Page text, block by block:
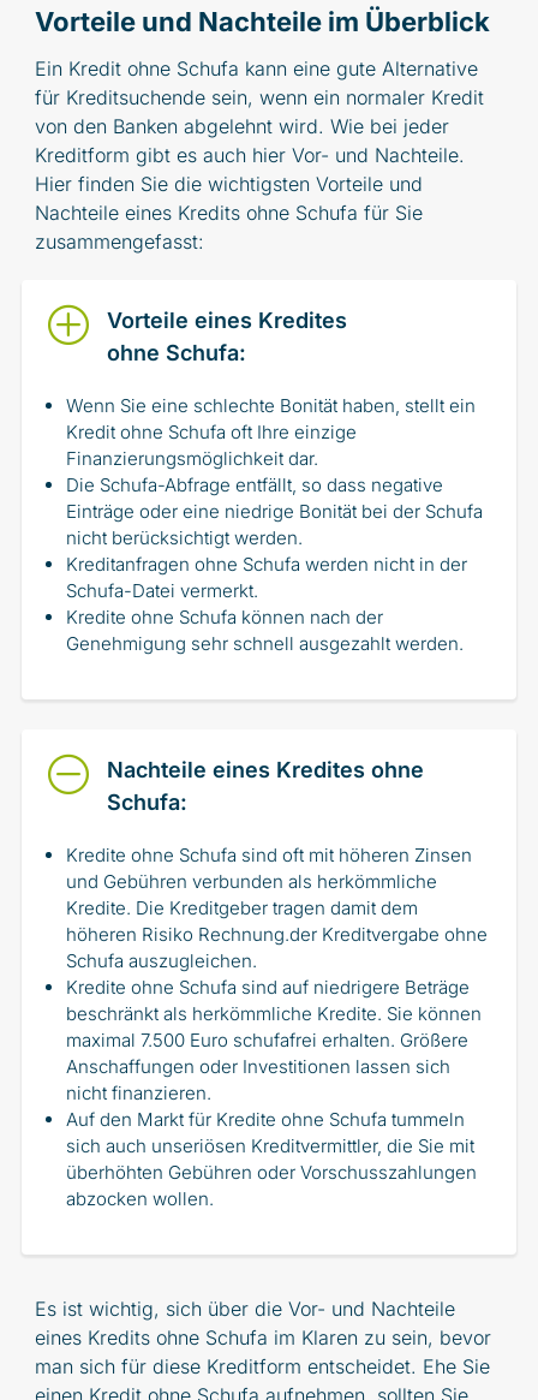
Vorteile und Nachteile im Überblick
Ein Kredit ohne Schufa kann eine gute Alternative
für Kreditsuchende sein, wenn ein normaler Kredit
von den Banken abgelehnt wird. Wie bei jeder
Kreditform gibt es auch hier Vor- und Nachteile.
Hier finden Sie die wichtigsten Vorteile und
Nachteile eines Kredits ohne Schufa für Sie
zusammengefasst:
P
Vorteile eines Kredites
ohne Schufa:
Wenn Sie eine schlechte Bonität haben, stellt ein
Kredit ohne Schufa oft Ihre einzige
Finanzierungsmöglichkeit dar.
Die Schufa-Abfrage entfällt, so dass negative
Einträge oder eine niedrige Bonität bei der Schufa
nicht berücksichtigt werden.
Kreditanfragen ohne Schufa werden nicht in der
Schufa-Datei vermerkt.
Kredite ohne Schufa können nach der
Genehmigung sehr schnell ausgezahlt werden.
O
Nachteile eines Kredites ohne
Schufa:
Kredite ohne Schufa sind oft mit höheren Zinsen
und Gebühren verbunden als herkömmliche
Kredite. Die Kreditgeber tragen damit dem
höheren Risiko Rechnung.der Kreditvergabe ohne
Schufa auszugleichen.
Kredite ohne Schufa sind auf niedrigere Beträge
beschränkt als herkömmliche Kredite. Sie können
maximal 7.500 Euro schufafrei erhalten. Größere
Anschaffungen oder Investitionen lassen sich
nicht finanzieren.
Auf den Markt für Kredite ohne Schufa tummeln
sich auch unseriösen Kreditvermittler, die Sie mit
überhöhten Gebühren oder Vorschusszahlungen
abzocken wollen.
Es ist wichtig, sich über die Vor- und Nachteile
eines Kredits ohne Schufa im Klaren zu sein, bevor
man sich für diese Kreditform entscheidet. Ehe Sie